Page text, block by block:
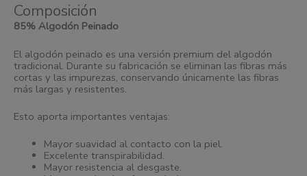
Composición
85% Algodón Peinado
El algodón peinado es una versión premium del algodón
tradicional. Durante su fabricación se eliminan las fibras más
cortas y las impurezas, conservando únicamente las fibras
más largas y resistentes.
Esto aporta importantes ventajas:
Mayor suavidad al contacto con la piel.
Excelente transpirabilidad.
Mayor resistencia al desgaste.